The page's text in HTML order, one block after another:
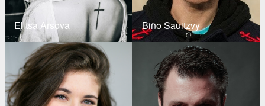
Elitsa Arsova Biño Sauitzvy